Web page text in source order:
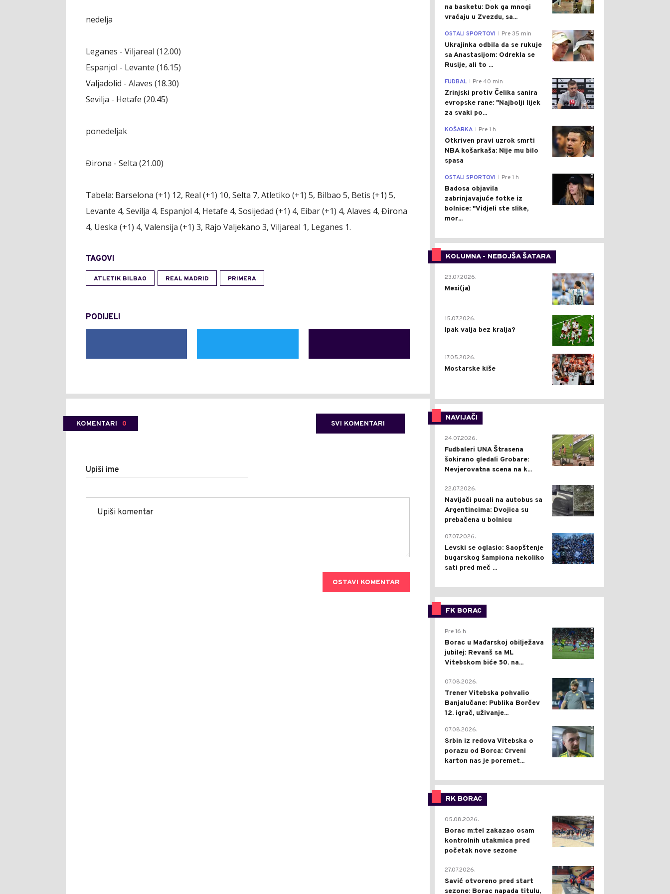
nedelja
Leganes - Viljareal (12.00)
Espanjol - Levante (16.15)
Valjadolid - Alaves (18.30)
Sevilja - Hetafe (20.45)
ponedeljak
Đirona - Selta (21.00)
Tabela: Barselona (+1) 12, Real (+1) 10, Selta 7, Atletiko (+1) 5, Bilbao 5, Betis (+1) 5,
Levante 4, Sevilja 4, Espanjol 4, Hetafe 4, Sosijedad (+1) 4, Eibar (+1) 4, Alaves 4, Đirona
4, Ueska (+1) 4, Valensija (+1) 3, Rajo Valjekano 3, Viljareal 1, Leganes 1.
TAGOVI
ATLETIK BILBAO REAL MADRID PRIMERA
PODIJELI
KOMENTARI 0 SVI KOMENTARI
Upiši ime
OSTAVI KOMENTAR
na basketu: Dok ga mnogi
vraćaju u Zvezdu, sa...
0
OSTALI SPORTOVI Pre 35 min
Ukrajinka odbila da se rukuje
sa Anastasijom: Odrekla se
Rusije, ali to ...
0
FUDBAL Pre 40 min
Zrinjski protiv Čelika sanira
evropske rane: "Najbolji lijek
za svaki po...
0
KOŠARKA Pre 1 h
Otkriven pravi uzrok smrti
NBA košarkaša: Nije mu bilo
spasa
0
OSTALI SPORTOVI Pre 1 h
Badosa objavila
zabrinjavajuće fotke iz
bolnice: "Vidjeli ste slike,
mor...
KOLUMNA - NEBOJŠA ŠATARA
0
23.07.2026.
Mesi(ja)
2
15.07.2026.
Ipak valja bez kralja?
0
17.05.2026.
Mostarske kiše
NAVIJAČI
0
24.07.2026.
Fudbaleri UNA Štrasena
šokirano gledali Grobare:
Nevjerovatna scena na k...
0
22.07.2026.
Navijači pucali na autobus sa
Argentincima: Dvojica su
prebačena u bolnicu
1
07.07.2026.
Levski se oglasio: Saopštenje
bugarskog šampiona nekoliko
sati pred meč ...
FK BORAC
0
Pre 16 h
Borac u Mađarskoj obilježava
jubilej: Revanš sa ML
Vitebskom biće 50. na...
0
07.08.2026.
Trener Vitebska pohvalio
Banjalučane: Publika Borčev
12. igrač, uživanje...
0
07.08.2026.
Srbin iz redova Vitebska o
porazu od Borca: Crveni
karton nas je poremet...
RK BORAC
0
05.08.2026.
Borac m:tel zakazao osam
kontrolnih utakmica pred
početak nove sezone
0
27.07.2026.
Savić otvoreno pred start
sezone: Borac napada titulu,